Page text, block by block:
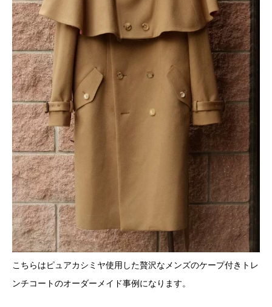
こちらはピュアカシミヤ使用した贅沢なメンズのケープ付きトレ
ンチコートのオーダーメイド事例になります。